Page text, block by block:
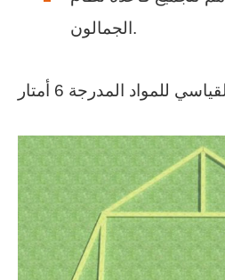
الجمالون.